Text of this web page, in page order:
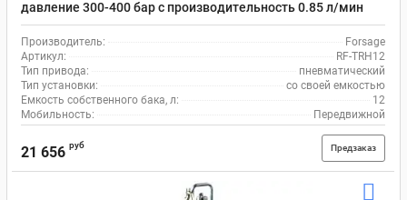
давление 300-400 бар с производительность 0.85 л/мин
Forsage RF-TRH12
Производитель:
Forsage
Артикул:
RF-TRH12
Тип привода:
пневматический
Тип установки:
со своей емкостью
Емкость собственного бака, л:
12
Мобильность:
Передвижной
21 656 руб Предзаказ